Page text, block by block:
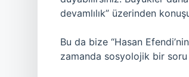
devamlılık” üzerinden
Bu da bize “Hasan
zamanda sosyolojik bir